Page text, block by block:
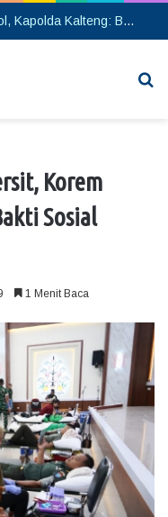
Silaturahmi Bersama Taruna Akpol, Kapolda Kalteng: Beri Manfaat Nyata dan Inspiratif Bagi Siswa di Sekolah Rakyat
Korem
Sosial
1 Menit Baca